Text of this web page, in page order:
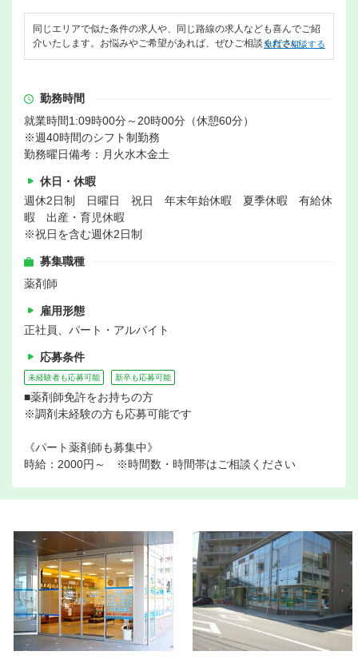
同じエリアで似た条件の求人や、同じ路線の求人なども喜んでご紹
介いたします。お悩みやご希望があれば、ぜひご相談ください。
無料で相談する
勤務時間
就業時間1:09時00分～20時00分（休憩60分）
※週40時間のシフト制勤務
勤務曜日備考：月火水木金土
休日・休暇
週休2日制 日曜日 祝日 年末年始休暇 夏季休暇 有給休
暇 出産・育児休暇
※祝日を含む週休2日制
募集職種
薬剤師
雇用形態
正社員、パート・アルバイト
応募条件
未経験者も応募可能 新卒も応募可能
■薬剤師免許をお持ちの方
※調剤未経験の方も応募可能です
《パート薬剤師も募集中》
時給：2000円～ ※時間数・時間帯はご相談ください